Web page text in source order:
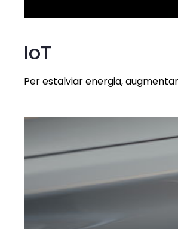
IoT
Per estalviar energia,